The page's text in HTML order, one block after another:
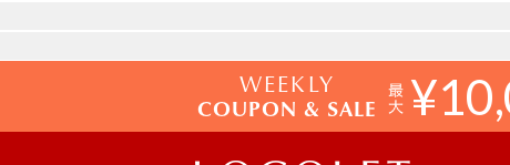
WEEKLY
COUPON & SALE ¥